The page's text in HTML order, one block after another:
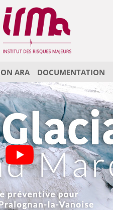
ARA DOCUMENTATION